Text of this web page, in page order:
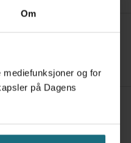
Om
og for
på Dagens
forvakt nå